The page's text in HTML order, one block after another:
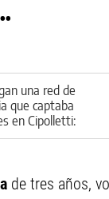
una red de
que captaba
en Cipolletti:
detalles del caso
de tres años,